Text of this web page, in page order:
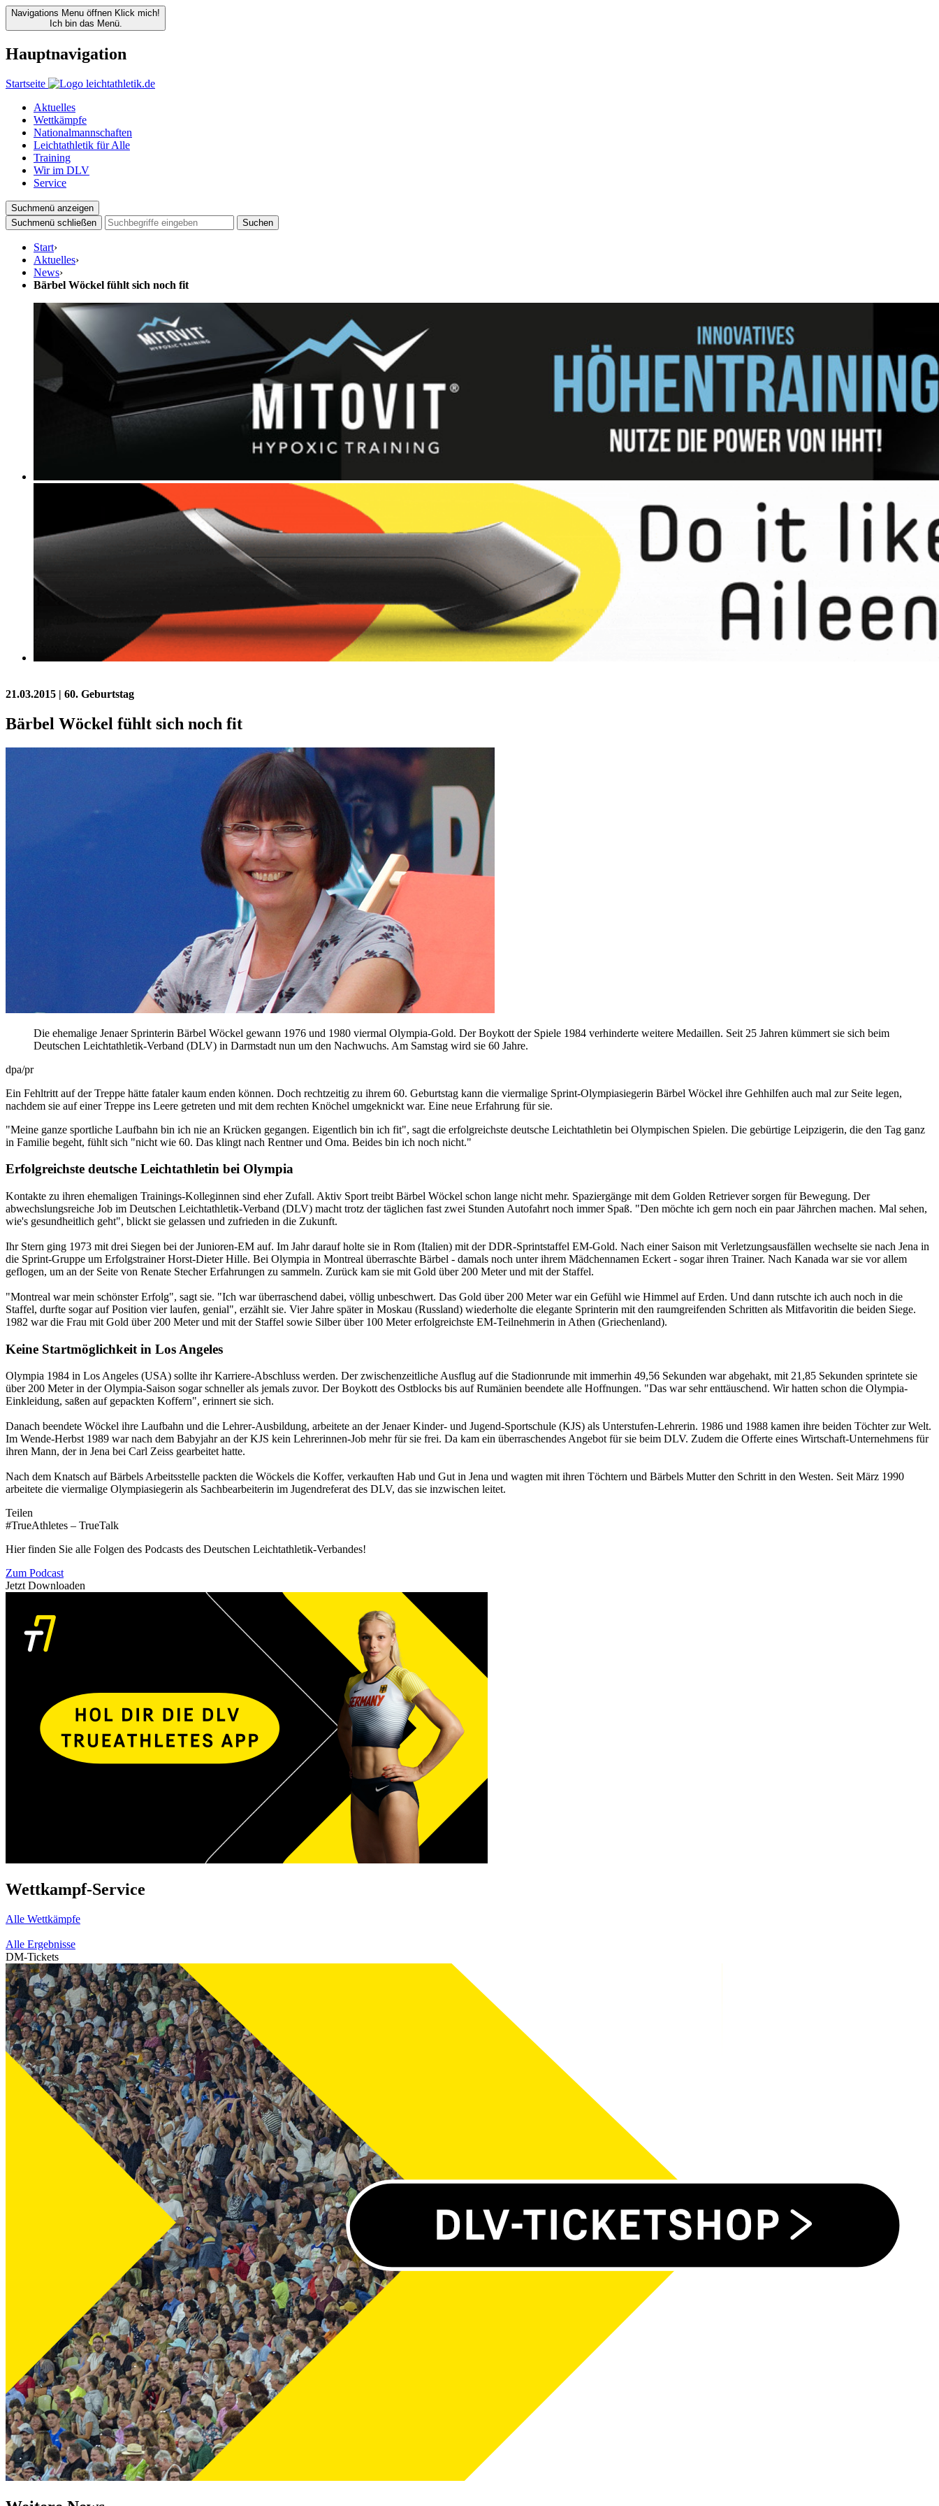
Navigations Menu öffnen Klick mich!
Ich bin das Menü.
Hauptnavigation
Startseite
Aktuelles
Wettkämpfe
Nationalmannschaften
Leichtathletik für Alle
Training
Wir im DLV
Service
Suchmenü anzeigen
Suchmenü schließen
Suchen
Start›
Aktuelles›
News›
Bärbel Wöckel fühlt sich noch fit
21.03.2015 | 60. Geburtstag
Bärbel Wöckel fühlt sich noch fit
Die ehemalige Jenaer Sprinterin Bärbel Wöckel gewann 1976 und 1980 viermal Olympia-Gold. Der Boykott der Spiele 1984 verhinderte weitere Medaillen. Seit 25 Jahren kümmert sie sich beim
Deutschen Leichtathletik-Verband (DLV) in Darmstadt nun um den Nachwuchs. Am Samstag wird sie 60 Jahre.
dpa/pr
Ein Fehltritt auf der Treppe hätte fataler kaum enden können. Doch rechtzeitig zu ihrem 60. Geburtstag kann die viermalige Sprint-Olympiasiegerin Bärbel Wöckel ihre Gehhilfen auch mal zur Seite legen,
nachdem sie auf einer Treppe ins Leere getreten und mit dem rechten Knöchel umgeknickt war. Eine neue Erfahrung für sie.
"Meine ganze sportliche Laufbahn bin ich nie an Krücken gegangen. Eigentlich bin ich fit", sagt die erfolgreichste deutsche Leichtathletin bei Olympischen Spielen. Die gebürtige Leipzigerin, die den Tag ganz
in Familie begeht, fühlt sich "nicht wie 60. Das klingt nach Rentner und Oma. Beides bin ich noch nicht."
Erfolgreichste deutsche Leichtathletin bei Olympia
Kontakte zu ihren ehemaligen Trainings-Kolleginnen sind eher Zufall. Aktiv Sport treibt Bärbel Wöckel schon lange nicht mehr. Spaziergänge mit dem Golden Retriever sorgen für Bewegung. Der
abwechslungsreiche Job im Deutschen Leichtathletik-Verband (DLV) macht trotz der täglichen fast zwei Stunden Autofahrt noch immer Spaß. "Den möchte ich gern noch ein paar Jährchen machen. Mal sehen,
wie's gesundheitlich geht", blickt sie gelassen und zufrieden in die Zukunft.
Ihr Stern ging 1973 mit drei Siegen bei der Junioren-EM auf. Im Jahr darauf holte sie in Rom (Italien) mit der DDR-Sprintstaffel EM-Gold. Nach einer Saison mit Verletzungsausfällen wechselte sie nach Jena in
die Sprint-Gruppe um Erfolgstrainer Horst-Dieter Hille. Bei Olympia in Montreal überraschte Bärbel - damals noch unter ihrem Mädchennamen Eckert - sogar ihren Trainer. Nach Kanada war sie vor allem
geflogen, um an der Seite von Renate Stecher Erfahrungen zu sammeln. Zurück kam sie mit Gold über 200 Meter und mit der Staffel.
"Montreal war mein schönster Erfolg", sagt sie. "Ich war überraschend dabei, völlig unbeschwert. Das Gold über 200 Meter war ein Gefühl wie Himmel auf Erden. Und dann rutschte ich auch noch in die
Staffel, durfte sogar auf Position vier laufen, genial", erzählt sie. Vier Jahre später in Moskau (Russland) wiederholte die elegante Sprinterin mit den raumgreifenden Schritten als Mitfavoritin die beiden Siege.
1982 war die Frau mit Gold über 200 Meter und mit der Staffel sowie Silber über 100 Meter erfolgreichste EM-Teilnehmerin in Athen (Griechenland).
Keine Startmöglichkeit in Los Angeles
Olympia 1984 in Los Angeles (USA) sollte ihr Karriere-Abschluss werden. Der zwischenzeitliche Ausflug auf die Stadionrunde mit immerhin 49,56 Sekunden war abgehakt, mit 21,85 Sekunden sprintete sie
über 200 Meter in der Olympia-Saison sogar schneller als jemals zuvor. Der Boykott des Ostblocks bis auf Rumänien beendete alle Hoffnungen. "Das war sehr enttäuschend. Wir hatten schon die Olympia-
Einkleidung, saßen auf gepackten Koffern", erinnert sie sich.
Danach beendete Wöckel ihre Laufbahn und die Lehrer-Ausbildung, arbeitete an der Jenaer Kinder- und Jugend-Sportschule (KJS) als Unterstufen-Lehrerin. 1986 und 1988 kamen ihre beiden Töchter zur Welt.
Im Wende-Herbst 1989 war nach dem Babyjahr an der KJS kein Lehrerinnen-Job mehr für sie frei. Da kam ein überraschendes Angebot für sie beim DLV. Zudem die Offerte eines Wirtschaft-Unternehmens für
ihren Mann, der in Jena bei Carl Zeiss gearbeitet hatte.
Nach dem Knatsch auf Bärbels Arbeitsstelle packten die Wöckels die Koffer, verkauften Hab und Gut in Jena und wagten mit ihren Töchtern und Bärbels Mutter den Schritt in den Westen. Seit März 1990
arbeitete die viermalige Olympiasiegerin als Sachbearbeiterin im Jugendreferat des DLV, das sie inzwischen leitet.
Teilen
#TrueAthletes – TrueTalk
Hier finden Sie alle Folgen des Podcasts des Deutschen Leichtathletik-Verbandes!
Zum Podcast
Jetzt Downloaden
Wettkampf-Service
Alle Wettkämpfe
Alle Ergebnisse
DM-Tickets